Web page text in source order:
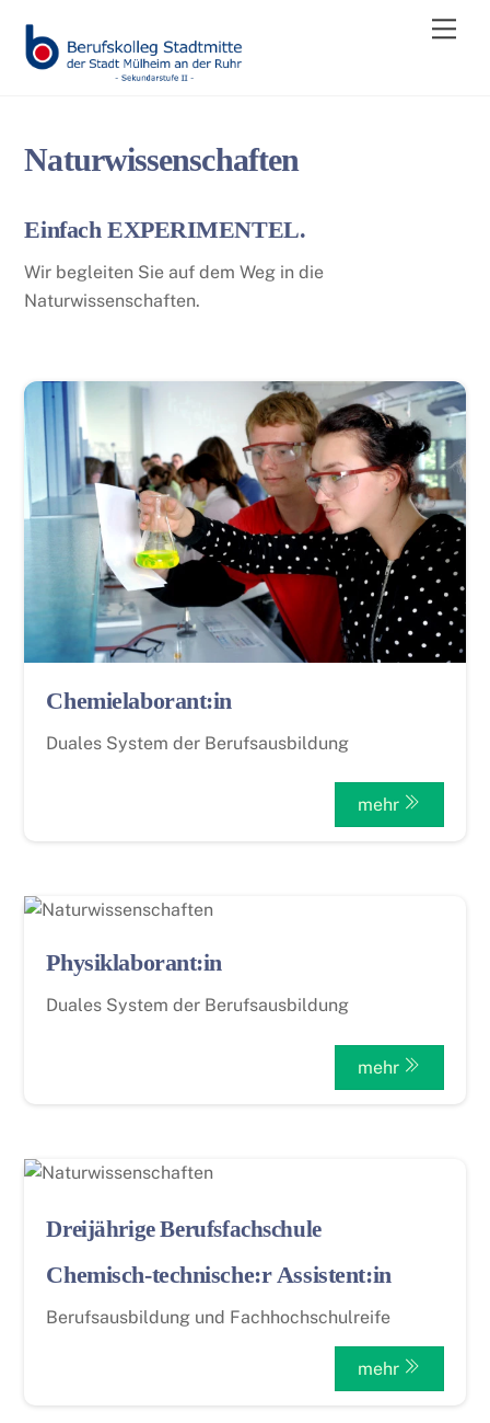
content
Naturwissenschaften
Einfach EXPERIMENTEL.
Wir begleiten Sie auf dem Weg in die
Naturwissenschaften.
Chemielaborant:in
Duales System der Berufsausbildung
mehr
Physiklaborant:in
Duales System der Berufsausbildung
mehr
Dreijährige Berufsfachschule
Chemisch-technische:r Assistent:in
Berufsausbildung und Fachhochschulreife
mehr